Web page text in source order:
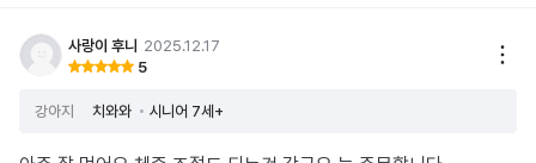
사랑이 후니 2025.12.17
5
강아지 치와와 시니어 7세+